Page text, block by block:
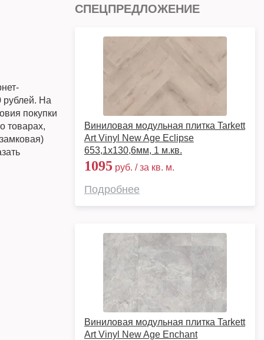
рублей. На
покупки
товарах,
СПЕЦПРЕДЛОЖЕНИЕ
Виниловая модульная плитка Tarkett
Art Vinyl New Age Eclipse
653,1х130,6мм, 1 м.кв.
1095 руб. / за кв. м.
Подробнее
Виниловая модульная плитка Tarkett
Art Vinyl New Age Enchant